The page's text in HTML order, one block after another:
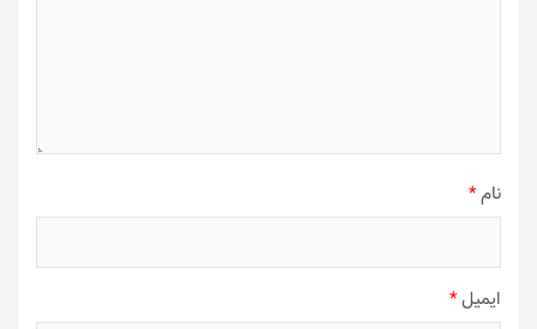
نام*
ایمیل*